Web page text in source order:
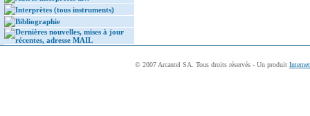
Interprètes (tous instruments)
Bibliographie
Dernières nouvelles, mises à jour
récentes, adresse MAIL
© 2007 Arcantel SA. Tous droits réservés - Un produit